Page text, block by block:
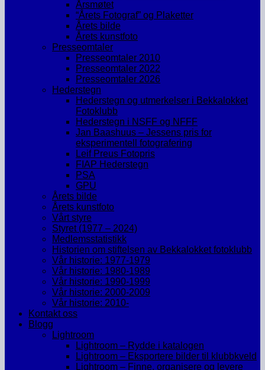
Årsmøtet
“Årets Fotograf” og Plaketter
Årets bilde
Årets kunstfoto
Presseomtaler
Presseomtaler 2010
Presseomtaler 2022
Presseomtaler 2026
Hederstegn
Hederstegn og utmerkelser i Bekkalokket
Fotoklubb
Hederstegn i NSFF og NFFF
Jan Baashuus – Jessens pris for
eksperimentell fotografering
Leif Preus Fotopris
FIAP Hederstegn
PSA
GPU
Årets bilde
Årets kunstfoto
Vårt styre
Styret (1977 – 2024)
Medlemsstatistikk
Historien om stiftelsen av Bekkalokket fotoklubb
Vår historie: 1977-1979
Vår historie: 1980-1989
Vår historie: 1990-1999
Vår historie: 2000-2009
Vår historie: 2010-
Kontakt oss
Blogg
Lightroom
Lightroom – Rydde i katalogen
Lightroom – Eksportere bilder til klubbkveld
Lightroom – Finne, organisere og levere